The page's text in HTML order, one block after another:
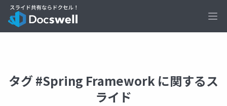
タグ #Spring Framework に関するス
ライド